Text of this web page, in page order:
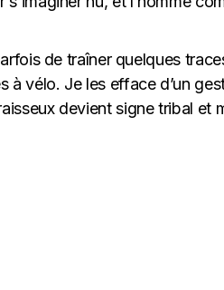
de traîner quelques
à vélo. Je les efface d’un
devient signe tribal et